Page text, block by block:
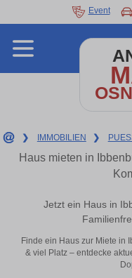
Event
❯ IMMOBILIEN ❯
Haus mieten in
Jetzt ein Haus in
Finde ein Haus zur Miete in
& viel Platz – entdecke